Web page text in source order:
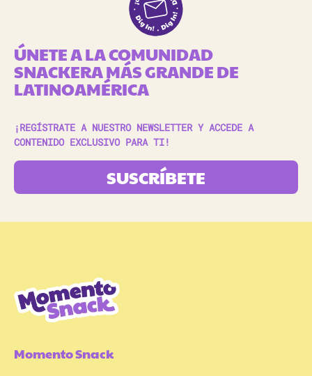
ÚNETE A LA COMUNIDAD
SNACKERA MÁS GRANDE DE
LATINOAMÉRICA
¡REGÍSTRATE A NUESTRO NEWSLETTER Y ACCEDE A
CONTENIDO EXCLUSIVO PARA TI!
SUSCRÍBETE
Momento Snack